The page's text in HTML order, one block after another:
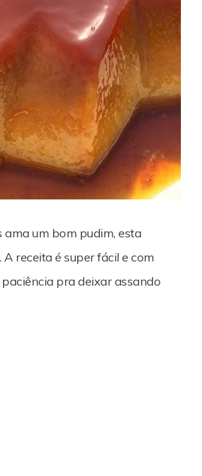
ama um bom pudim, esta
receita é super fácil e com
pra deixar assando